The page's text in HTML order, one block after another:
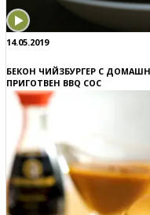
14.05.2019
БЕКОН ЧИЙЗБУРГЕР С
ПРИГОТВЕН BBQ СОС